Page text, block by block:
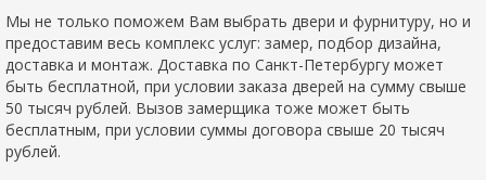
Мы не только поможем Вам выбрать двери и фурнитуру, но и
предоставим весь комплекс услуг: замер, подбор дизайна,
доставка и монтаж. Доставка по Санкт-Петербургу может
быть бесплатной, при условии заказа дверей на сумму свыше
50 тысяч рублей. Вызов замерщика тоже может быть
бесплатным, при условии суммы договора свыше 20 тысяч
рублей.